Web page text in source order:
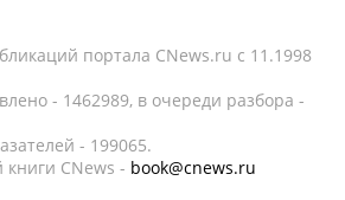
портала CNews.ru c 11.1998
- 1462989, в очереди разбора -
- 199065.
CNews - book@cnews.ru